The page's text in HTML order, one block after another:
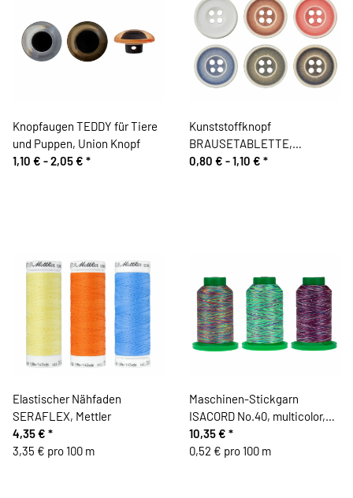
Knopfaugen TEDDY für Tiere
und Puppen, Union Knopf
1,10 € -2,05 € *
Kunststoffknopf
BRAUSETABLETTE,
gesprenkelt, Union Knopf
0,80 € -1,10 € *
Elastischer Nähfaden
SERAFLEX, Mettler
4,35 € *
3,35 € pro 100 m
Maschinen-Stickgarn
ISACORD No.40, multicolor,
Mettler
10,35 € *
0,52 € pro 100 m